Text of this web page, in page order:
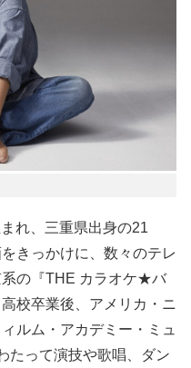
れ、三重県出身の21
きっかけに、数々のテレ
系の『THE カラオケ★バ
校卒業後、アメリカ・ニ
ルム・アカデミー・ミュ
たって演技や歌唱、ダン